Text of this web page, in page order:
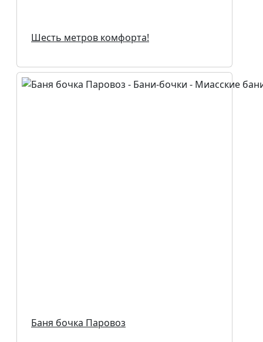
Шесть метров комфорта!
Баня бочка Паровоз